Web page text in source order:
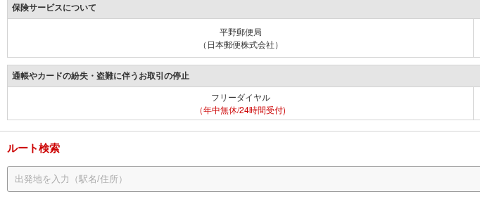
保険サービスについて
平野郵便局
（日本郵便株式会社）
通帳やカードの紛失・盗難に伴うお取引の停止
フリーダイヤル
（年中無休/24時間受付)
ルート検索